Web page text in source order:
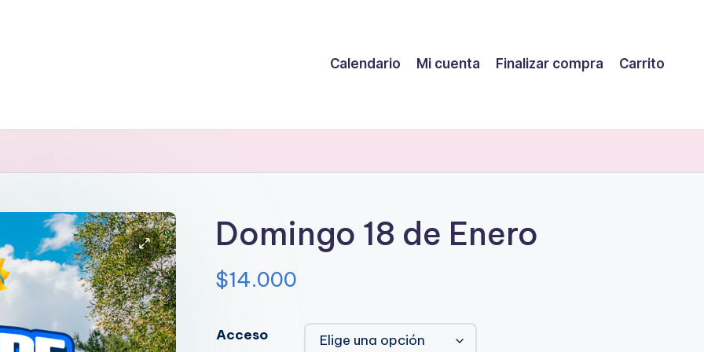
Calendario Mi cuenta Finalizar compra Carrito
Domingo 18 de Enero
$14.000
Acceso